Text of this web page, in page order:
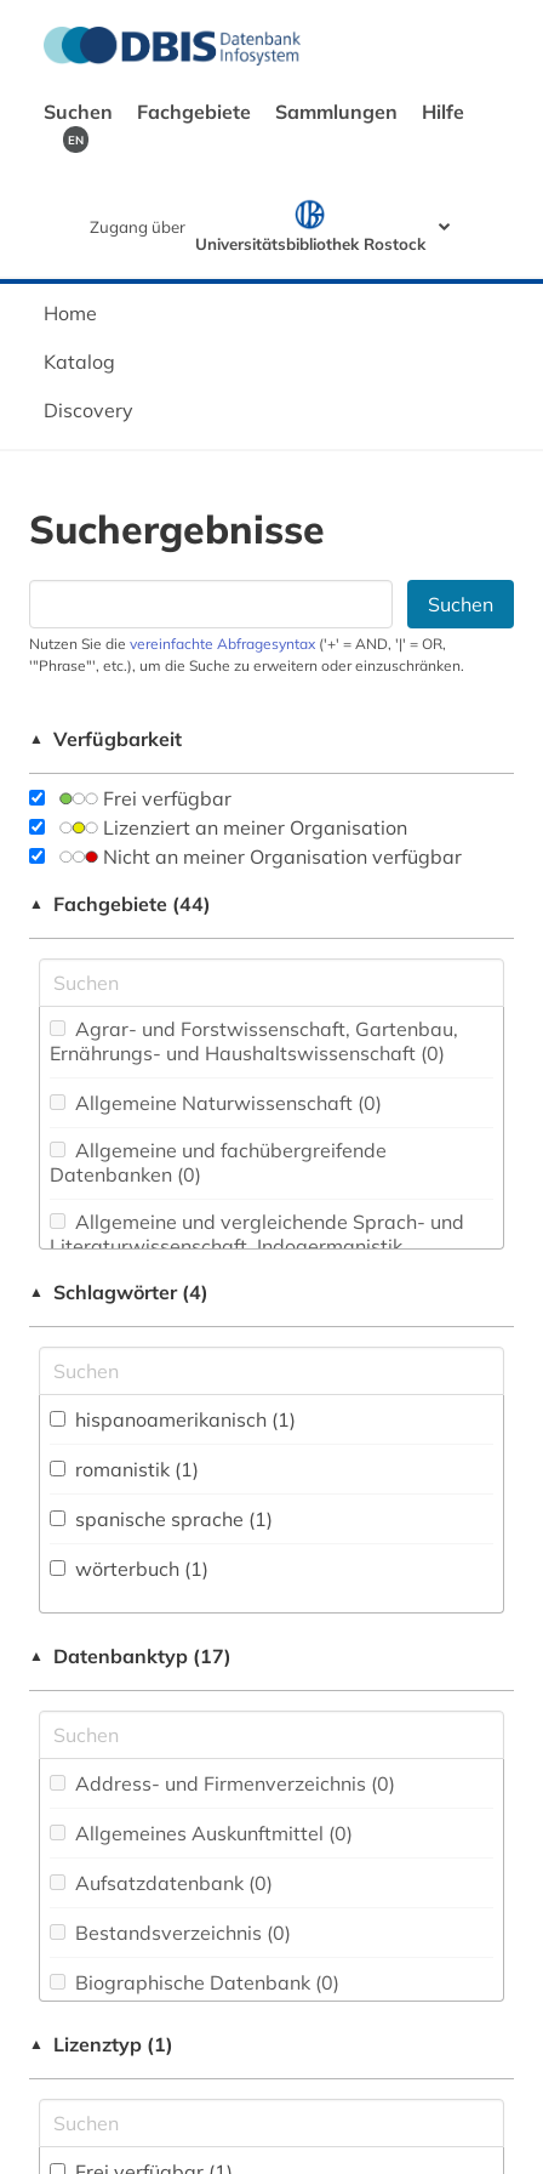
Suchen Fachgebiete Sammlungen Hilfe
EN
Zugang über
Universitätsbibliothek Rostock
Home
Katalog
Discovery
Suchergebnisse
Suchen
Nutzen Sie die vereinfachte Abfragesyntax ('+' = AND, '|' = OR,
'"Phrase"', etc.), um die Suche zu erweitern oder einzuschränken.
▲ Verfügbarkeit
Frei verfügbar
Lizenziert an meiner Organisation
Nicht an meiner Organisation verfügbar
▲ Fachgebiete (44)
Ernährungs- und Haushaltswissenschaft (0)
Allgemeine Naturwissenschaft (0)
Datenbanken (0)
Literaturwissenschaft. Indogermanistik.
Anglistik. Amerikanistik (0)
Chemie und Pharmazie (0)
Elektrotechnik, Elektronik, Nachrichtentechnik
(0)
Ethnologie (0)
Geographie (0)
Geowissenschaften (0)
Geschichte (0)
Geschichte der Pädagogik und des
Bildungswesens (0)
▲ Schlagwörter (4)
hispanoamerikanisch (1)
romanistik (1)
spanische sprache (1)
wörterbuch (1)
▲ Datenbanktyp (17)
Address- und Firmenverzeichnis (0)
Allgemeines Auskunftmittel (0)
Aufsatzdatenbank (0)
Bestandsverzeichnis (0)
Biographische Datenbank (0)
Disziplinäre Forschungsdatenrepositorien (0)
▲ Lizenztyp (1)